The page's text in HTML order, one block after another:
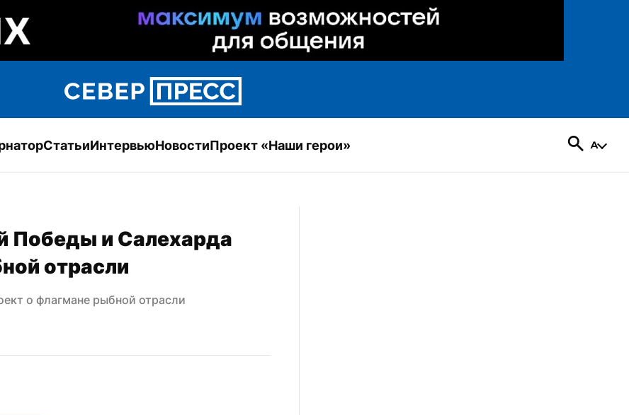
СтатьиИнтервьюНовостиПроект «Наши герои»
Победы и Салехарда
отрасли
о флагмане рыбной отрасли